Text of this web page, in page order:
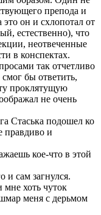
препода и
он и схлопотал от
естественно), что
неотвеченные
в конспектах.
так отчетливо
бы ответить,
проклятущую
не очень
Стаська подошел ко
правдиво и
кое-что в этой
и сам загнулся.
хоть чуток
меня с дерьмом